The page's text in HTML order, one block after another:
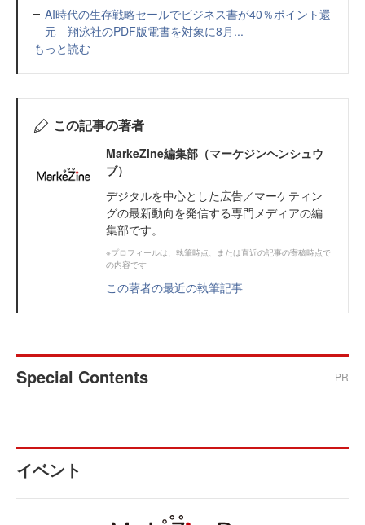
AI時代の生存戦略セールでビジネス書が40％ポイント還
元 翔泳社のPDF版電書を対象に8月...
もっと読む
この記事の著者
MarkeZine編集部（マーケジンヘンシュウ
ブ）
デジタルを中心とした広告／マーケティン
グの最新動向を発信する専門メディアの編
集部です。
※プロフィールは、執筆時点、または直近の記事の寄稿時点で
の内容です
この著者の最近の執筆記事
Special Contents PR
イベント